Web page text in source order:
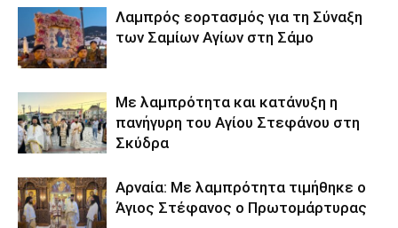
Λαμπρός εορτασμός για τη Σύναξη
των Σαμίων Αγίων στη Σάμο
Με λαμπρότητα και κατάνυξη η
πανήγυρη του Αγίου Στεφάνου στη
Σκύδρα
Αρναία: Με λαμπρότητα τιμήθηκε ο
Άγιος Στέφανος ο Πρωτομάρτυρας